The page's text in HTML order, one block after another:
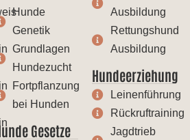
Hunde
Genetik
Grundlagen
Hundezucht
Fortpflanzung
bei Hunden
Gesetze
Ausbildung
Rettungshund
Ausbildung
Hundeerziehung
Leinenführung
Rückruftraining
Jagdtrieb